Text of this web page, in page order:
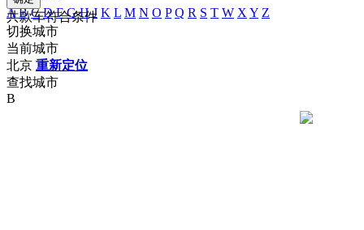
共款车符合条件
A B C D F G H J K L M N O P Q R S T W X Y Z
切换城市
当前城市
北京 重新定位
查找城市
B